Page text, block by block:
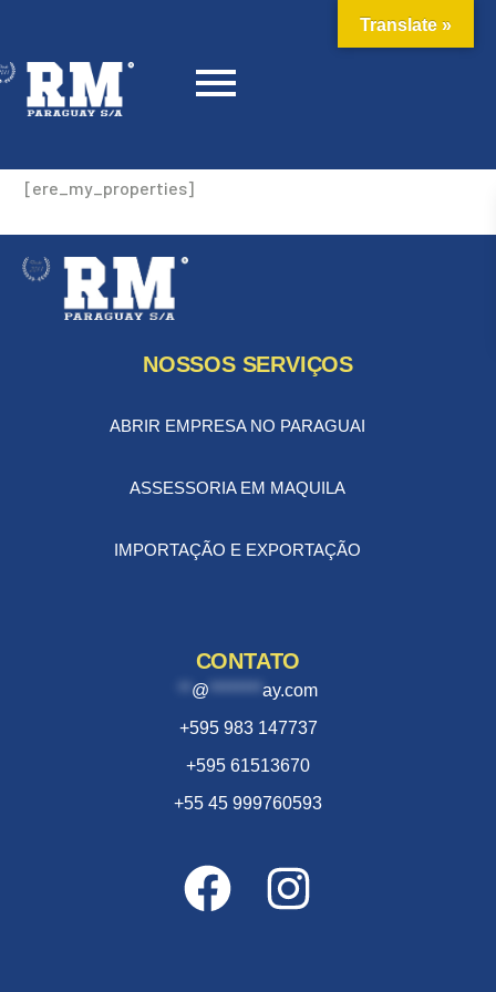
[ere_my_properties]
NOSSOS SERVIÇOS
ABRIR EMPRESA NO PARAGUAI
ASSESSORIA EM MAQUILA
IMPORTAÇÃO E EXPORTAÇÃO
CONTATO
@ ******** ay.com
+595 983 147737
+595 61513670
+55 45 999760593
Translate »